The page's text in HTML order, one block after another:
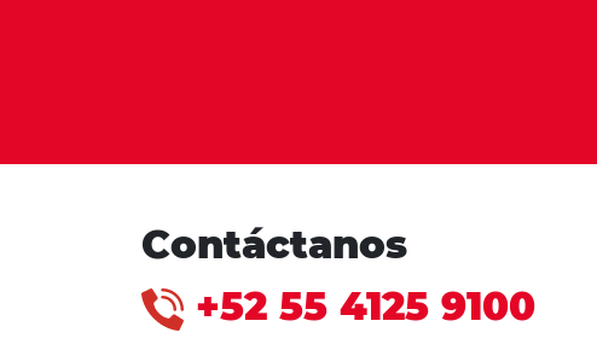
Contáctanos
+52 55 4125 9100